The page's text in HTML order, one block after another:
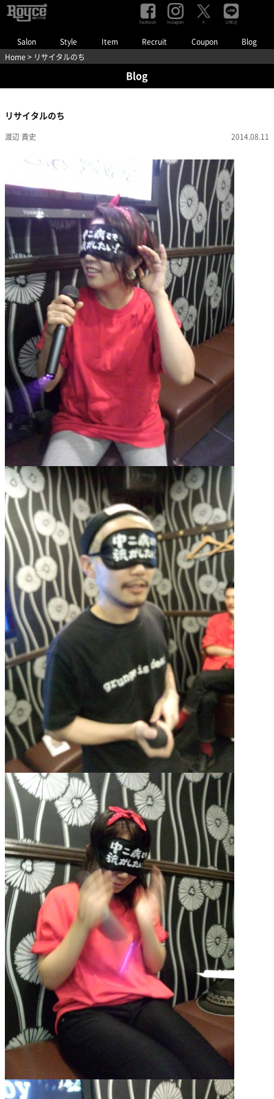
Salon Style Item Recruit Coupon Blog
Facebook Instagram X LINE@
Home > リサイタルのち
Blog
リサイタルのち
渡辺 貴史 2014.08.11